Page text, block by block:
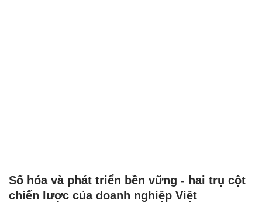
Số hóa và phát triển bền vững - hai trụ cột
chiến lược của doanh nghiệp Việt